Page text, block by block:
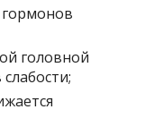
головной